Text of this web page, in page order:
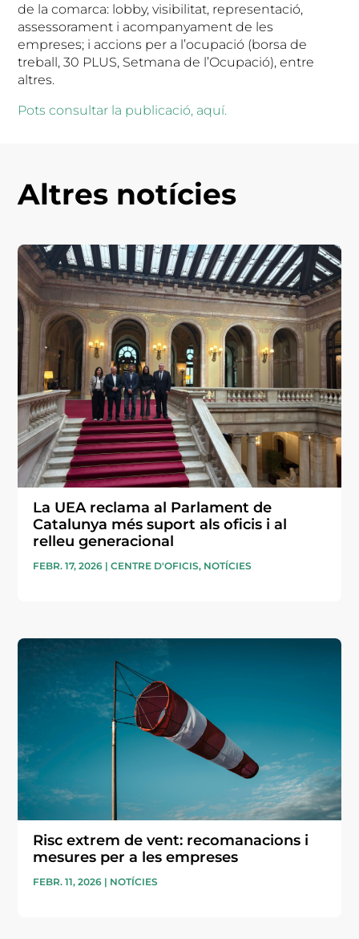
de la comarca: lobby, visibilitat, representació,
assessorament i acompanyament de les
empreses; i accions per a l’ocupació (borsa de
treball, 30 PLUS, Setmana de l’Ocupació), entre
altres.
Pots consultar la publicació, aquí.
Altres notícies
La UEA reclama al Parlament de
Catalunya més suport als oficis i al
relleu generacional
FEBR. 17, 2026 |CENTRE D'OFICIS, NOTÍCIES
Risc extrem de vent: recomanacions i
mesures per a les empreses
FEBR. 11, 2026 | NOTÍCIES